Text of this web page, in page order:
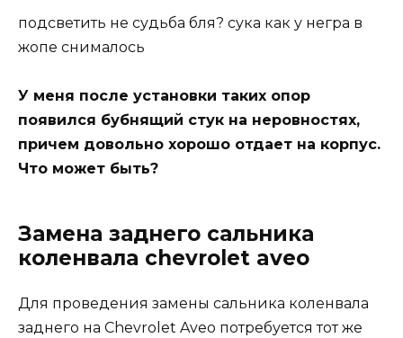
подсветить не судьба бля? сука как у негра в
жопе снималось
У меня после установки таких опор
появился бубнящий стук на неровностях,
причем довольно хорошо отдает на корпус.
Что может быть?
Замена заднего сальника
коленвала chevrolet aveo
Для проведения замены сальника коленвала
заднего на Chevrolet Aveo потребуется тот же